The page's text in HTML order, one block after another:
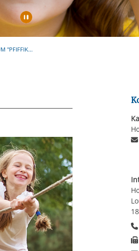
Buttons über Ihre Einwilligung für
für die Zukunft widerrufen. Bitte
Cookies, die erforderlich zur
von einer Einwilligung.
Automatische
"PFIFFIK...